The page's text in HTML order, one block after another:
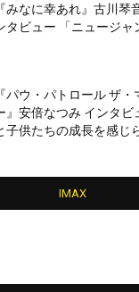
『みなに幸あれ』古川琴
タビュー 「ニュージャ
『パウ・パトロール ザ
』安倍なつみ インタビ
子供たちの成長を感じ
IMAX